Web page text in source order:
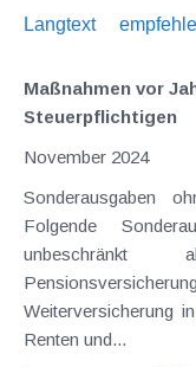
Langtext
Maßnahmen vor
Steuerpflichtigen
November 2024
Sonderausgaben
Folgende
unbeschränkt
Weiterversicherung
Renten und...